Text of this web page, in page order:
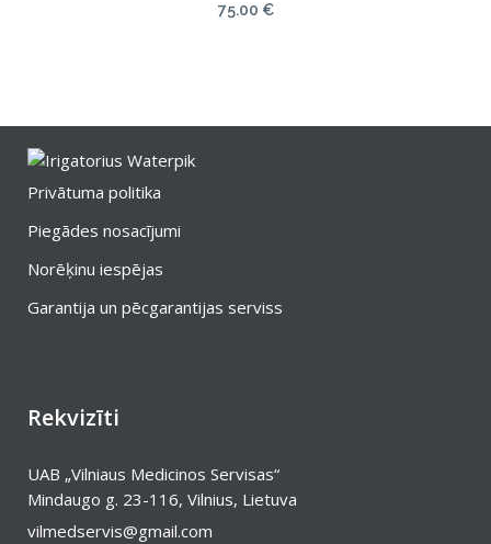
75.00 €
Privātuma politika
Piegādes nosacījumi
Norēķinu iespējas
Garantija un pēcgarantijas serviss
Rekvizīti
UAB „Vilniaus Medicinos Servisas“
Mindaugo g. 23-116, Vilnius, Lietuva
vilmedservis@gmail.com